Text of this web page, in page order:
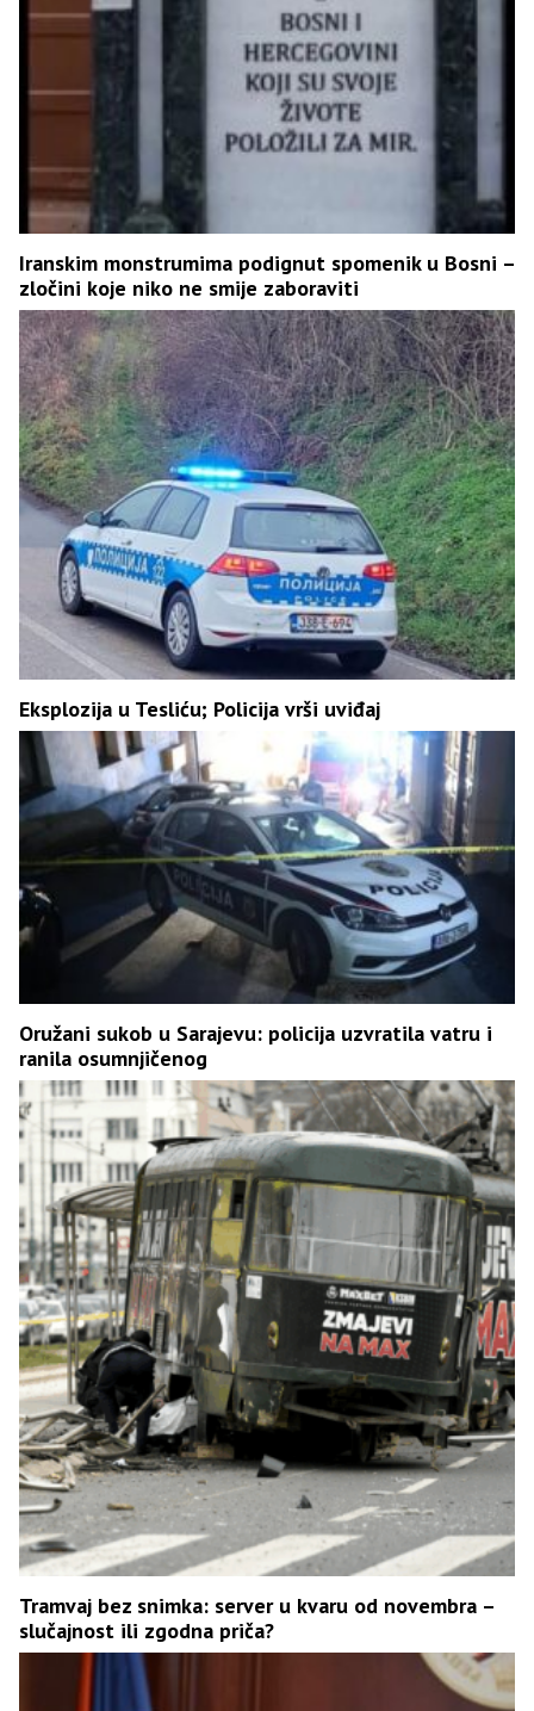
Iranskim monstrumima podignut spomenik u Bosni –
zločini koje niko ne smije zaboraviti
Eksplozija u Tesliću; Policija vrši uviđaj
Oružani sukob u Sarajevu: policija uzvratila vatru i
ranila osumnjičenog
Tramvaj bez snimka: server u kvaru od novembra –
slučajnost ili zgodna priča?